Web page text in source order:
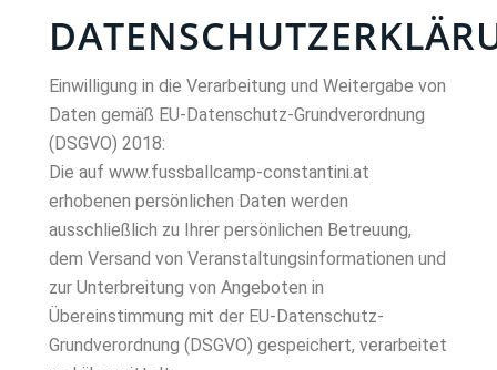
Einwilligung in die Verarbeitung und Weitergabe von
Daten gemäß EU-Datenschutz-Grundverordnung
(DSGVO) 2018:
Die auf www.fussballcamp-constantini.at
erhobenen persönlichen Daten werden
ausschließlich zu Ihrer persönlichen Betreuung,
dem Versand von Veranstaltungsinformationen und
zur Unterbreitung von Angeboten in
Übereinstimmung mit der EU-Datenschutz-
Grundverordnung (DSGVO) gespeichert, verarbeitet